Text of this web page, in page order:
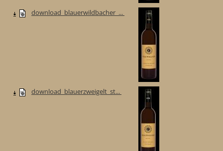
download_blauerwildbacher_...
download_blauerzweigelt_st...